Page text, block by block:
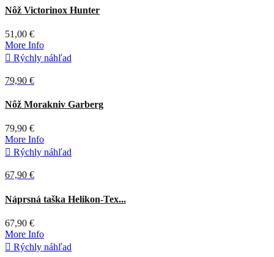
Červená
Nôž Victorinox Hunter
51,00 €
More Info
 Rýchly náhľad
79,90 €
Čierna
Nôž Morakniv Garberg
79,90 €
More Info
 Rýchly náhľad
67,90 €
Adaptive
green
Čierna
Coyote
Náprsná taška Helikon-Tex...
67,90 €
More Info
 Rýchly náhľad